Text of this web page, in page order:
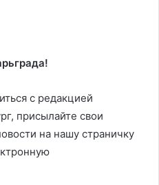
с редакцией
присылайте свои
на нашу страничку